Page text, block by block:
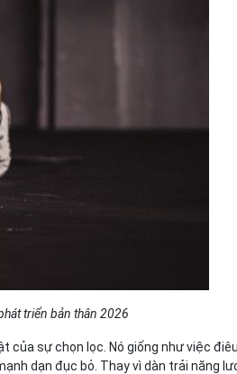
triển bản thân 2026
của sự chọn lọc. Nó giống như việc
dạn đục bỏ. Thay vì dàn trải năng